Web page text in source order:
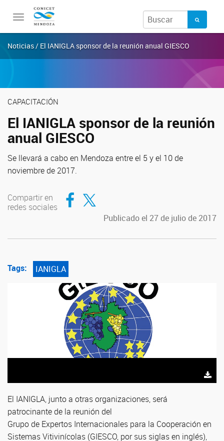
Toggle
navigation
Noticias / El IANIGLA sponsor de la reunión anual GIESCO
CAPACITACIÓN
El IANIGLA sponsor de la reunión
anual GIESCO
Se llevará a cabo en Mendoza entre el 5 y el 10 de
noviembre de 2017.
Compartir en
redes sociales
Compartir en Facebook
Compartir en Twitter
Publicado el 27 de julio de 2017
Tags: IANIGLA
El IANIGLA, junto a otras organizaciones, será
patrocinante de la reunión del
Grupo de Expertos Internacionales para la Cooperación en
Sistemas Vitivinícolas (GIESCO, por sus siglas en inglés),